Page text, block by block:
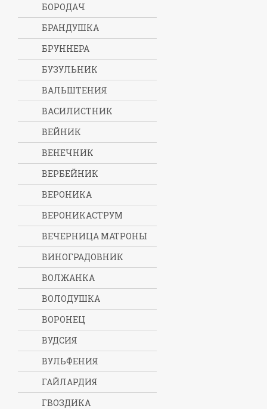
БОРОДАЧ
БРАНДУШКА
БРУННЕРА
БУЗУЛЬНИК
ВАЛЬШТЕНИЯ
ВАСИЛИСТНИК
ВЕЙНИК
ВЕНЕЧНИК
ВЕРБЕЙНИК
ВЕРОНИКА
ВЕРОНИКАСТРУМ
ВЕЧЕРНИЦА МАТРОНЫ
ВИНОГРАДОВНИК
ВОЛЖАНКА
ВОЛОДУШКА
ВОРОНЕЦ
ВУДСИЯ
ВУЛЬФЕНИЯ
ГАЙЛАРДИЯ
ГВОЗДИКА